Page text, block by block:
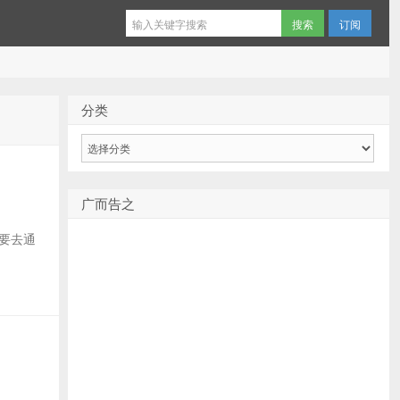
订阅
去通
分类
广而告之